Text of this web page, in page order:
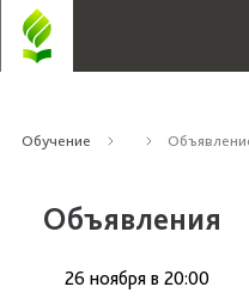
Обучение
Объявления
26 ноября в 20:00